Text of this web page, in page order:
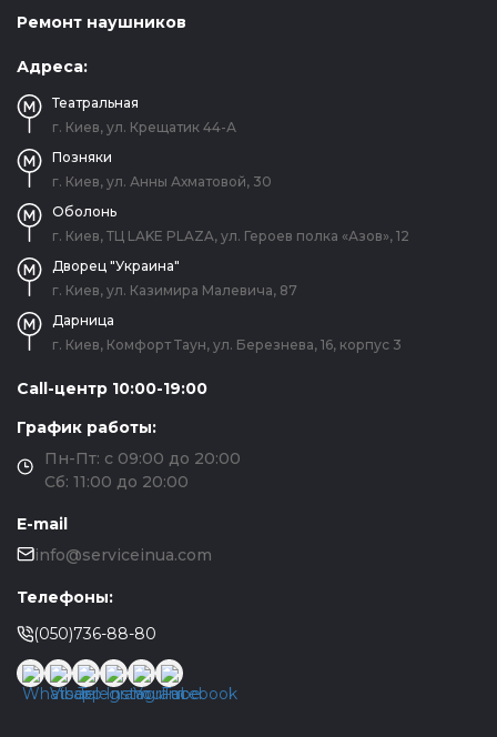
Ремонт наушников
Адреса:
Театральная
г. Киев, ул. Крещатик 44-А
Позняки
г. Киев, ул. Анны Ахматовой, 30
Оболонь
г. Киев, ТЦ LAKE PLAZA, ул. Героев полка «Азов», 12
Дворец "Украина"
г. Киев, ул. Казимира Малевича, 87
Дарница
г. Киев, Комфорт Таун, ул. Березнева, 16, корпус 3
Call-центр 10:00-19:00
График работы:
Пн-Пт: с 09:00 до 20:00
Сб: 11:00 до 20:00
E-mail
info@serviceinua.com
Телефоны:
(050)736-88-80